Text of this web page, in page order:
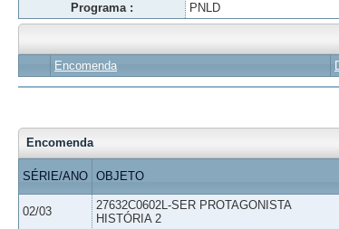
Programa :
PNLD
Encomenda
Encomenda
SÉRIE/ANO OBJETO
02/03
27632C0602L-SER PROTAGONISTA
HISTÓRIA 2